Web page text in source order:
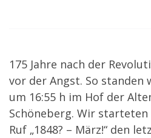
175 Jahre nach der
vor der Angst. So standen
um 16:55 h im Hof der
Schöneberg. Wir
Ruf „1848? – März!“ den